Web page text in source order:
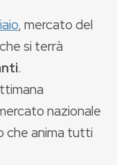
, mercato del
si terrà
.
nazionale
che anima tutti